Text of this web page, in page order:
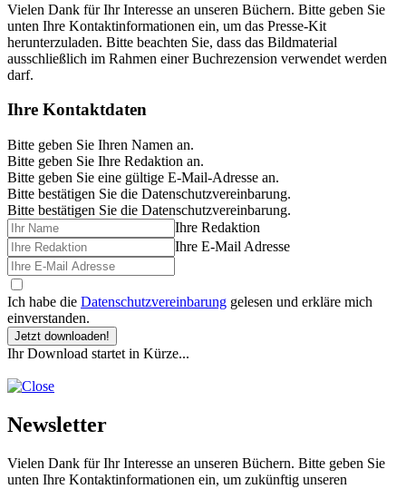
Vielen Dank für Ihr Interesse an unseren Büchern. Bitte geben Sie
unten Ihre Kontaktinformationen ein, um das Presse-Kit
herunterzuladen. Bitte beachten Sie, dass das Bildmaterial
ausschließlich im Rahmen einer Buchrezension verwendet werden
darf.
Ihre Kontaktdaten
Bitte geben Sie Ihren Namen an.
Bitte geben Sie Ihre Redaktion an.
Bitte geben Sie eine gültige E-Mail-Adresse an.
Bitte bestätigen Sie die Datenschutzvereinbarung.
Bitte bestätigen Sie die Datenschutzvereinbarung.
Ihre Redaktion
Ihre E-Mail Adresse
Ich habe die Datenschutzvereinbarung gelesen und erkläre mich
einverstanden.
Jetzt downloaden!
Ihr Download startet in Kürze...
Newsletter
Vielen Dank für Ihr Interesse an unseren Büchern. Bitte geben Sie
unten Ihre Kontaktinformationen ein, um zukünftig unseren